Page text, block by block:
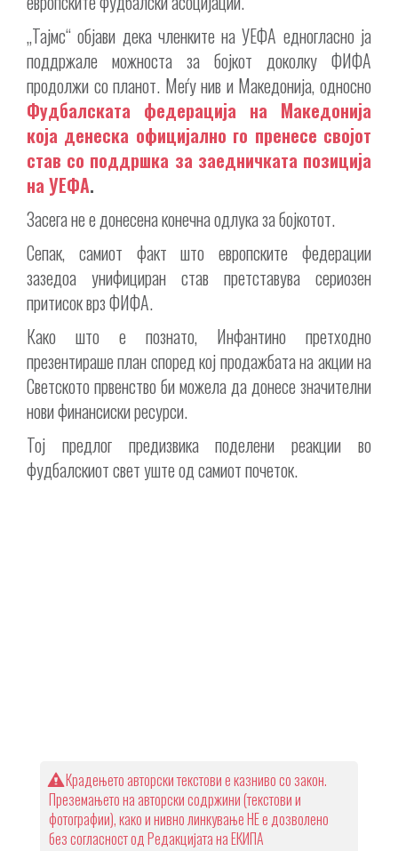
„Тајмс“ објави дека членките на УЕФА едногласно ја
поддржале можноста за бојкот доколку ФИФА
продолжи со планот. Меѓу нив и Македонија, односно
Фудбалската федерација на Македонија
која денеска официјално го пренесе својот
став со поддршка за заедничката позиција
на УЕФА.
Засега не е донесена конечна одлука за бојкотот.
Сепак, самиот факт што европските федерации
зазедоа унифициран став претставува сериозен
притисок врз ФИФА.
Како што е познато, Инфантино претходно
презентираше план според кој продажбата на акции на
Светското првенство би можела да донесе значителни
нови финансиски ресурси.
Тој предлог предизвика поделени реакции во
фудбалскиот свет уште од самиот почеток.
Крадењето авторски текстови е казниво со закон.
Преземањето на авторски содржини (текстови и
фотографии), како и нивно линкување НЕ е дозволено
без согласност од Редакцијата на ЕКИПА